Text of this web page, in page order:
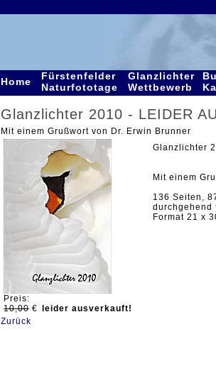
Home
Fürstenfelder
Naturfototage
Glanzlichter
Wettbewerb
Glanzlichter 2010 - LEIDER
Mit einem Grußwort von Dr. Erwin Brunner
Preis:
10,00 € leider ausverkauft!
Glanzlichter
Mit einem
136 Seiten,
Format 21 x
Zurück